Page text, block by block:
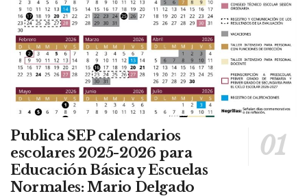
Publica SEP calendarios
escolares 2025-2026 para
Educación Básica y Escuelas
Normales: Mario Delgado